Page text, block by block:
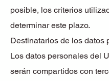
posible, los criterios
determinar este plazo.
Destinatarios de los datos
Los datos personales del
serán compartidos con